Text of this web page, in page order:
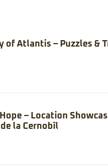
of Atlantis – Puzzles &
– Location
la Cernobîl